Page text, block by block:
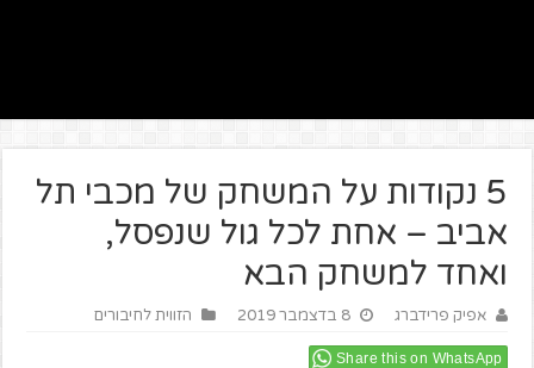
5 נקודות על המשחק של מכבי תל
אביב – אחת לכל גול שנפסל,
ואחד למשחק הבא
אפיק פרידברג 8 בדצמבר 2019 הזווית לחיבורים
Share this on WhatsApp